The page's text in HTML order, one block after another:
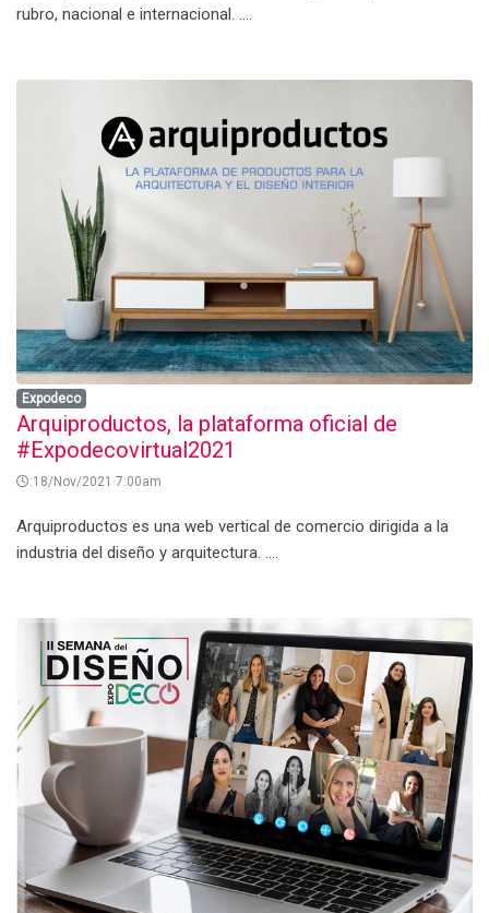
rubro, nacional e internacional. ....
Expodeco
Arquiproductos, la plataforma oficial de
#Expodecovirtual2021
:18/Nov/2021 7:00am
Arquiproductos es una web vertical de comercio dirigida a la
industria del diseño y arquitectura. ....